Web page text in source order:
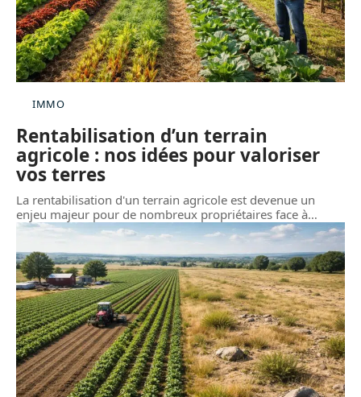
IMMO
Rentabilisation d’un terrain
agricole : nos idées pour valoriser
vos terres
La rentabilisation d'un terrain agricole est devenue un
enjeu majeur pour de nombreux propriétaires face à…